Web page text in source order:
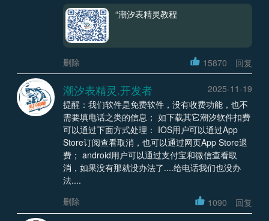
“潮汐表精灵教程
删除 15870 回复
潮汐表精灵.开发者
2025-11-19
提醒：我们软件是免费软件，没有收费功能，也不
需要填电话之类的信息； 如下载其它潮汐软件扣费
可以通过下面方式处理： IOS用户可以通过App
Store订阅查看取消，也可以通过网页App Store退
费； android用户可以通过支付宝和微信查看取
消，如果没有那就没办法了....给电话我们也没办
法....
删除
1090 回复